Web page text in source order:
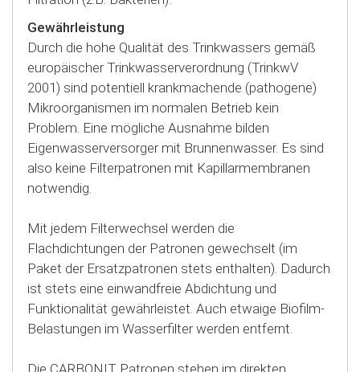
Gewährleistung
Durch die hohe Qualität des Trinkwassers gemäß
europäischer Trinkwasserverordnung (TrinkwV
2001) sind potentiell krankmachende (pathogene)
Mikroorganismen im normalen Betrieb kein
Problem. Eine mögliche Ausnahme bilden
Eigenwasserversorger mit Brunnenwasser. Es sind
also keine Filterpatronen mit Kapillarmembranen
notwendig.
Mit jedem Filterwechsel werden die
Flachdichtungen der Patronen gewechselt (im
Paket der Ersatzpatronen stets enthalten). Dadurch
ist stets eine einwandfreie Abdichtung und
Funktionalität gewährleistet. Auch etwaige Biofilm-
Belastungen im Wasserfilter werden entfernt.
Die CARBONIT Patronen stehen im direkten